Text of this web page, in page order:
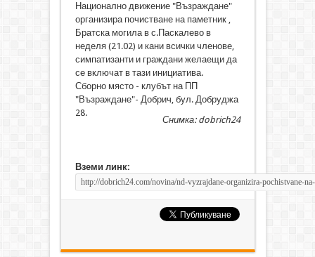
Национално движение "Възраждане"
организира почистване на паметник ,
Братска могила в с.Паскалево в
неделя (21.02) и кани всички членове,
симпатизанти и граждани желаещи да
се включат в тази инициатива.
Сборно място - клубът на ПП
"Възраждане"- Добрич, бул. Добруджа
28.
Снимка: dobrich24
Вземи линк: